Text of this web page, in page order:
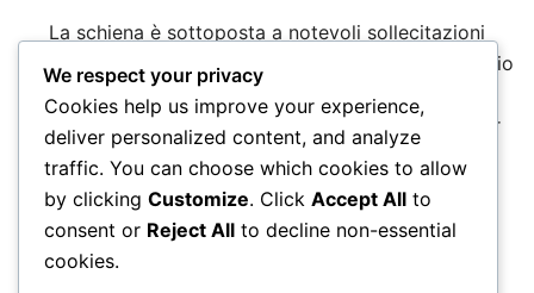
La schiena è sottoposta a notevoli sollecitazioni
fisiche in una serie di attività, richiedendo un equilibrio
tra forza, flessibilità e resistenza. Un adeguato
condizionamento e allenamento sono essenziali per
mitigare […]
We respect your privacy
Cookies help us improve your experience,
deliver personalized content, and analyze
traffic. You can choose which cookies to allow
by clicking Customize. Click Accept All to
consent or Reject All to decline non-essential
cookies.